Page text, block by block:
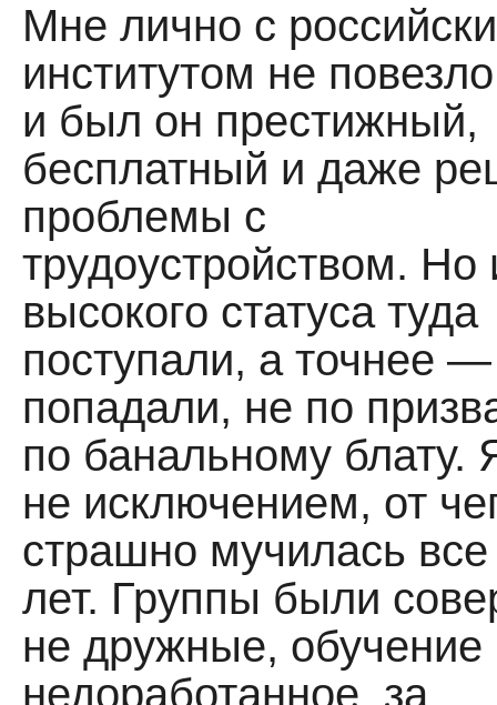
Мне лично с
институтом не
и был он престижный,
бесплатный и даже
проблемы с
трудоустройством. Но
высокого статуса туда
поступали, а точнее —
попадали, не по
по банальному блату.
не исключением, от
страшно мучилась все
лет. Группы были
не дружные, обучение
недоработанное, за